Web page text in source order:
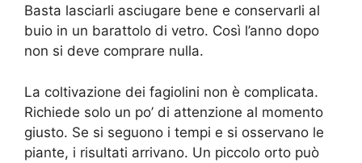
Basta lasciarli asciugare bene e conservarli al
buio in un barattolo di vetro. Così l’anno dopo
non si deve comprare nulla.
La coltivazione dei fagiolini non è complicata.
Richiede solo un po’ di attenzione al momento
giusto. Se si seguono i tempi e si osservano le
piante, i risultati arrivano. Un piccolo orto può